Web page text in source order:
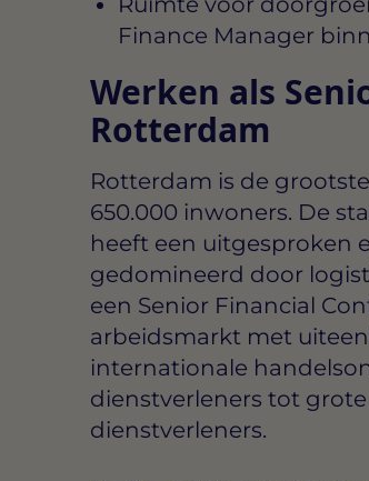
Finance Manager
Werken als
Rotterdam
Rotterdam is de
650.000 inwoners. De
heeft een uitgesproken
gedomineerd door
een Senior Financial
arbeidsmarkt met
internationale
dienstverleners tot
dienstverleners.